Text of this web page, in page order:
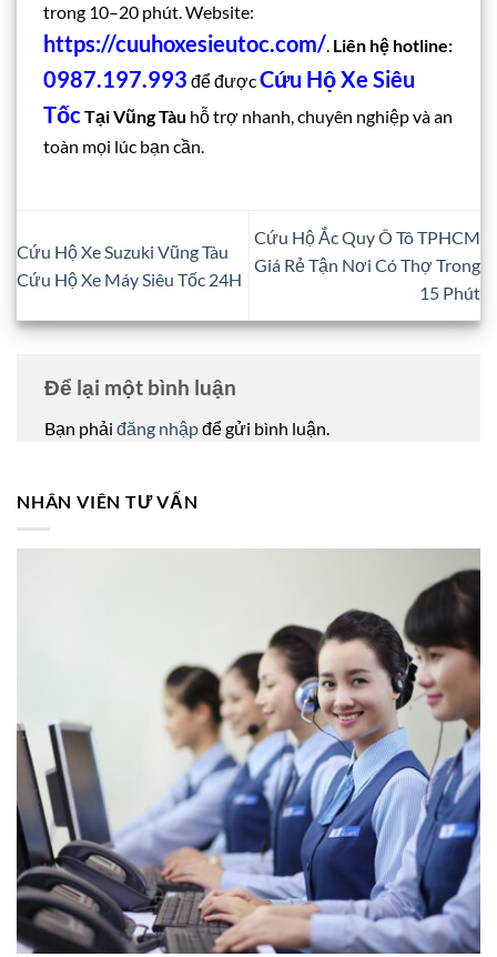
trong 10–20 phút. Website:
https://cuuhoxesieutoc.com/. Liên hệ hotline:
0987.197.993 để đượcCứu Hộ Xe Siêu
Tốc Tại Vũng Tàu hỗ trợ nhanh, chuyên nghiệp và an
toàn mọi lúc bạn cần.
Cứu Hộ Xe Suzuki Vũng Tàu
Cứu Hộ Xe Máy Siêu Tốc 24H
Cứu Hộ Ắc Quy Ô Tô TPHCM
Giá Rẻ Tận Nơi Có Thợ Trong
15 Phút
Để lại một bình luận
Bạn phải đăng nhậpđể gửi bình luận.
NHÂN VIÊN TƯ VẤN